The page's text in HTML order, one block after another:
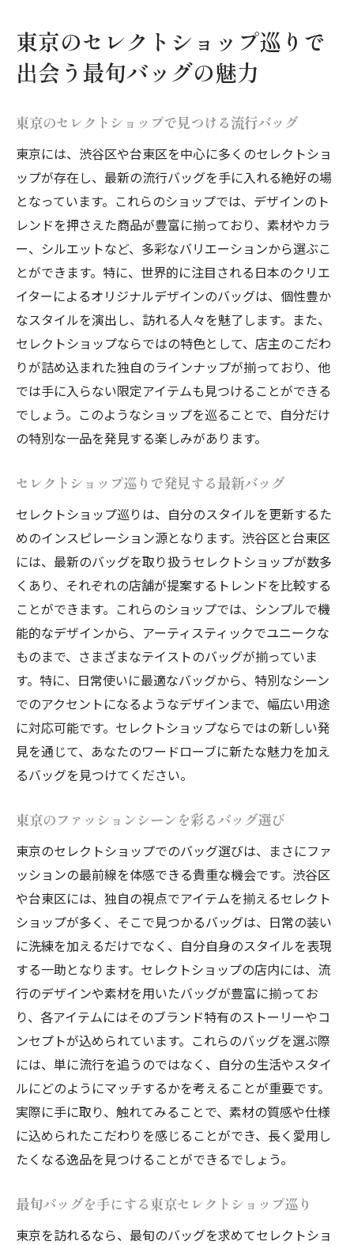
東京のセレクトショップ巡りで
出会う最旬バッグの魅力
東京のセレクトショップで見つける流行バッグ
東京には、渋谷区や台東区を中心に多くのセレクトショ
ップが存在し、最新の流行バッグを手に入れる絶好の場
となっています。これらのショップでは、デザインのト
レンドを押さえた商品が豊富に揃っており、素材やカラ
ー、シルエットなど、多彩なバリエーションから選ぶこ
とができます。特に、世界的に注目される日本のクリエ
イターによるオリジナルデザインのバッグは、個性豊か
なスタイルを演出し、訪れる人々を魅了します。また、
セレクトショップならではの特色として、店主のこだわ
りが詰め込まれた独自のラインナップが揃っており、他
では手に入らない限定アイテムも見つけることができる
でしょう。このようなショップを巡ることで、自分だけ
の特別な一品を発見する楽しみがあります。
セレクトショップ巡りで発見する最新バッグ
セレクトショップ巡りは、自分のスタイルを更新するた
めのインスピレーション源となります。渋谷区と台東区
には、最新のバッグを取り扱うセレクトショップが数多
くあり、それぞれの店舗が提案するトレンドを比較する
ことができます。これらのショップでは、シンプルで機
能的なデザインから、アーティスティックでユニークな
ものまで、さまざまなテイストのバッグが揃っていま
す。特に、日常使いに最適なバッグから、特別なシーン
でのアクセントになるようなデザインまで、幅広い用途
に対応可能です。セレクトショップならではの新しい発
見を通じて、あなたのワードローブに新たな魅力を加え
るバッグを見つけてください。
東京のファッションシーンを彩るバッグ選び
東京のセレクトショップでのバッグ選びは、まさにファ
ッションの最前線を体感できる貴重な機会です。渋谷区
や台東区には、独自の視点でアイテムを揃えるセレクト
ショップが多く、そこで見つかるバッグは、日常の装い
に洗練を加えるだけでなく、自分自身のスタイルを表現
する一助となります。セレクトショップの店内には、流
行のデザインや素材を用いたバッグが豊富に揃ってお
り、各アイテムにはそのブランド特有のストーリーやコ
ンセプトが込められています。これらのバッグを選ぶ際
には、単に流行を追うのではなく、自分の生活やスタイ
ルにどのようにマッチするかを考えることが重要です。
実際に手に取り、触れてみることで、素材の質感や仕様
に込められたこだわりを感じることができ、長く愛用し
たくなる逸品を見つけることができるでしょう。
最旬バッグを手にする東京セレクトショップ巡り
東京を訪れるなら、最旬のバッグを求めてセレクトショ